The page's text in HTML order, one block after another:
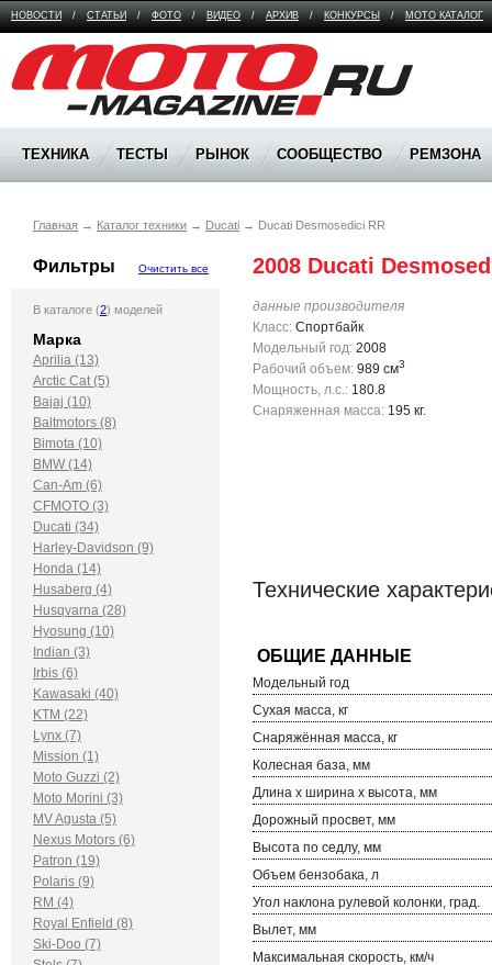
НОВОСТИ / СТАТЬИ / ФОТО / ВИДЕО / АРХИВ / КОНКУРСЫ / МОТО КАТАЛОГ
Moto Magazine
ТЕХНИКА ТЕСТЫ РЫНОК СООБЩЕСТВО РЕМЗОНА
Главная → Каталог техники → Ducati → Ducati Desmosedici RR
Фильтры Очистить все
В каталоге (2) моделей
Марка
Aprilia (13)
Arctic Cat (5)
Bajaj (10)
Baltmotors (8)
Bimota (10)
BMW (14)
Can-Am (6)
CFMOTO (3)
Ducati (34)
Harley-Davidson (9)
Honda (14)
Husaberg (4)
Husqvarna (28)
Hyosung (10)
Indian (3)
Irbis (6)
Kawasaki (40)
KTM (22)
Lynx (7)
Mission (1)
Moto Guzzi (2)
Moto Morini (3)
MV Agusta (5)
Nexus Motors (6)
Patron (19)
Polaris (9)
RM (4)
Royal Enfield (8)
Ski-Doo (7)
2008 Ducati
данные производителя
Класс: Спортбайк
Модельный год: 2008
Рабочий объем: 989 см3
Мощность, л.с.: 180.8
Снаряженная масса: 195 кг.
Технические
Модельный год
Сухая масса, кг
Снаряжённая масса, кг
Колесная база, мм
Длина х ширина х высота, мм
Дорожный просвет, мм
Высота по седлу, мм
Объем бензобака, л
Угол наклона рулевой колонки, град.
Вылет, мм
Максимальная скорость, км/ч